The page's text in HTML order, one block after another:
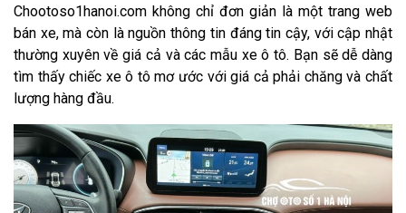
Chootoso1hanoi.com không chỉ đơn giản là một trang web
bán xe, mà còn là nguồn thông tin đáng tin cậy, với cập nhật
thường xuyên về giá cả và các mẫu xe ô tô. Bạn sẽ dễ dàng
tìm thấy chiếc xe ô tô mơ ước với giá cả phải chăng và chất
lượng hàng đầu.